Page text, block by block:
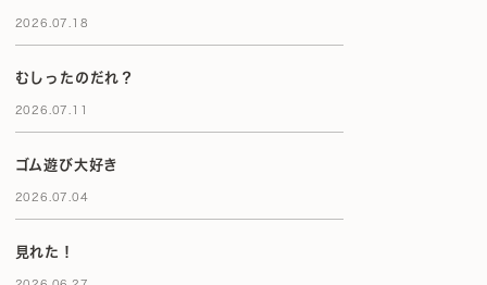
2026.07.18
むしったのだれ？
2026.07.11
ゴム遊び大好き
2026.07.04
見れた！